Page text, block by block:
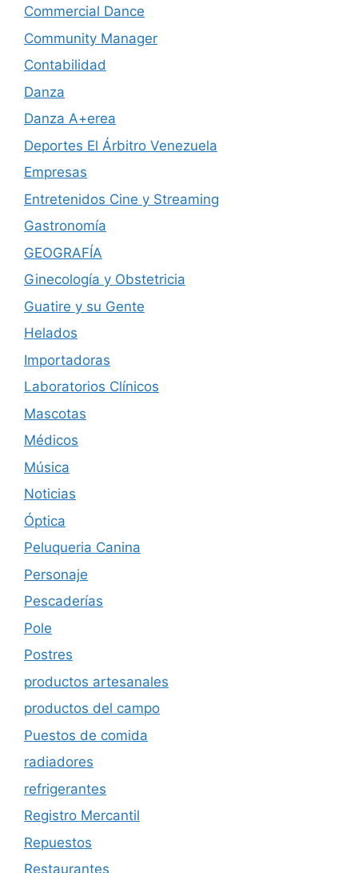
Commercial Dance
Community Manager
Contabilidad
Danza
Danza A+erea
Deportes El Árbitro Venezuela
Empresas
Entretenidos Cine y Streaming
Gastronomía
GEOGRAFÍA
Ginecología y Obstetricia
Guatire y su Gente
Helados
Importadoras
Laboratorios Clínicos
Mascotas
Médicos
Música
Noticias
Óptica
Peluqueria Canina
Personaje
Pescaderías
Pole
Postres
productos artesanales
productos del campo
Puestos de comida
radiadores
refrigerantes
Registro Mercantil
Repuestos
Restaurantes